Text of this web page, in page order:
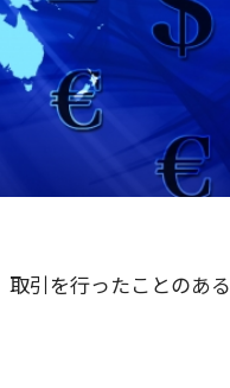
引を行ったことのある